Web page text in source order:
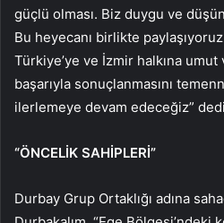
güçlü olması. Biz duygu ve
Bu heyecanı birlikte
Türkiye’ye ve İzmir halkına
başarıyla sonuçlanmasını
ilerlemeye devam edeceğiz”
“ÖNCELİK SAHİPLERİ”
Durbay Grup Ortaklığı adına